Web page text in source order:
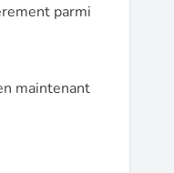
parmi
maintenant